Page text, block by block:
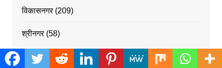
विकासनगर(209)
श्रीनगर(58)
स्वास्थ्य(5)